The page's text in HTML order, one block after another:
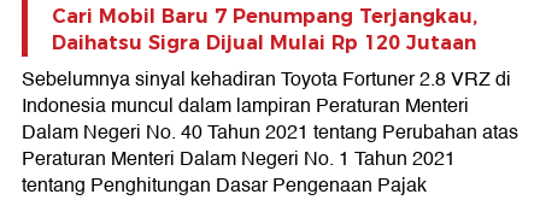
Cari Mobil Baru 7 Penumpang Terjangkau,
Daihatsu Sigra Dijual Mulai Rp 120 Jutaan
Sebelumnya sinyal kehadiran Toyota Fortuner 2.8 VRZ di
Indonesia muncul dalam lampiran Peraturan Menteri
Dalam Negeri No. 40 Tahun 2021 tentang Perubahan atas
Peraturan Menteri Dalam Negeri No. 1 Tahun 2021
tentang Penghitungan Dasar Pengenaan Pajak